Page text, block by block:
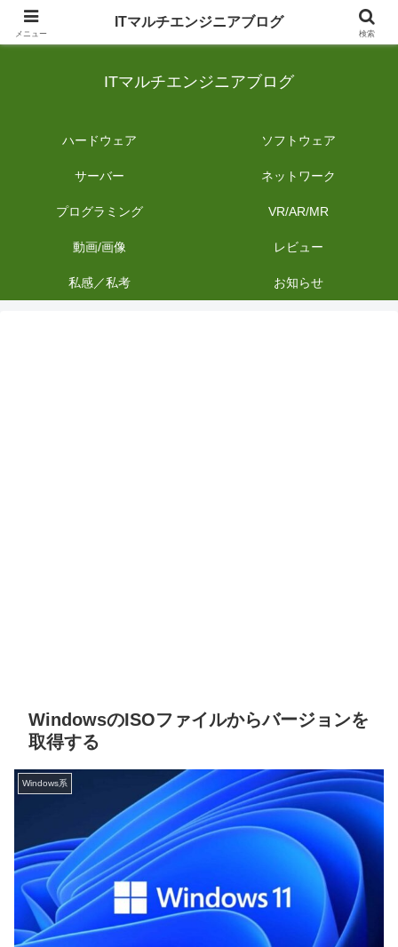
日常のIT業務を備忘録として発信。商品レビューやDIYの作業内容も投稿しま
ITマルチエンジニアブログ
ハードウェア ソフトウェア
サーバー ネットワーク
プログラミング VR/AR/MR
動画/画像 レビュー
私感／私考 お知らせ
WindowsのISOファイルからバージョンを
取得する
Windows系
メニュー
ITマルチエンジニアブログ
検索